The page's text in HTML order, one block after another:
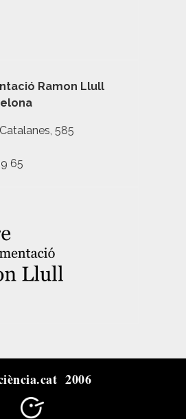
Ramon Llull
585
65
2006